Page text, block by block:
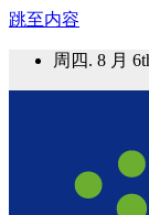
跳至内容
周四. 8 月